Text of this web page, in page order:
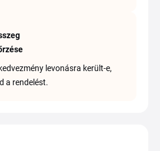
levonásra került-e,
a rendelést.